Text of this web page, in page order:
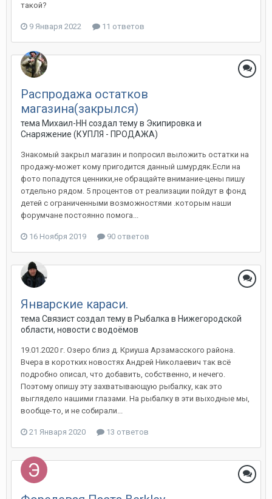
такой?
9 Января 2022 11 ответов
Распродажа остатков
магазина(закрылся)
тема Михаил-НН создал тему в Экипировка и
Снаряжение (КУПЛЯ - ПРОДАЖА)
Знакомый закрыл магазин и попросил выложить остатки на
продажу-может кому пригодится данный шмурдяк.Если на
фото попадутся ценники,не обращайте внимание-цены пишу
отдельно рядом. 5 процентов от реализации пойдут в фонд
детей с ограниченными возможностями .которым наши
форумчане постоянно помога...
16 Ноября 2019 90 ответов
Январские караси.
тема Связист создал тему в Рыбалка в Нижегородской
области, новости с водоёмов
19.01.2020 г. Озеро близ д. Криуша Арзамасского района.
Вчера в коротких новостях Андрей Николаевич так всё
подробно описал, что добавить, собственно, и нечего.
Поэтому опишу эту захватывающую рыбалку, как это
выглядело нашими глазами. На рыбалку в эти выходные мы,
вообще-то, и не собирали...
21 Января 2020 13 ответов